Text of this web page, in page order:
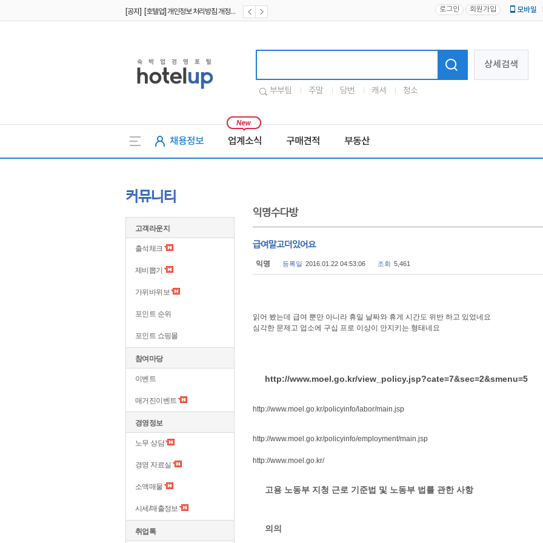
[공지] [호텔업] 개인정보 처리방침 개정본1 (19.09.02) 로그인 회원가입 모바일
상세검색
부부팀 주말 당번 캐셔 청소
채용정보 업계소식 구매견적 부동산
커뮤니티
고객라운지
출석체크
제비뽑기
가위바위보
포인트 순위
포인트 쇼핑몰
참여마당
이벤트
매거진이벤트
경영정보
노무 상담
경영 자료실
소액매물
시세/매출정보
취업톡
익명수다방
급여말고더있어요
익명 등록일 2016.01.22 04:53:06 조회 5,461
읽어 봤는데 급여 뿐만 아니라 휴일 날짜와 휴게 시간도 위반 하고 있었네요
심각한 문제고 업소에 구십 프로 이상이 안지키는 형태네요
http://www.moel.go.kr/view_policy.jsp?cate=7&sec=2&smenu=5
http://www.moel.go.kr/policyinfo/labor/main.jsp
http://www.moel.go.kr/policyinfo/employment/main.jsp
http://www.moel.go.kr/
고용 노동부 지청 근로 기준법 및 노동부 법률 관한 사항
의의